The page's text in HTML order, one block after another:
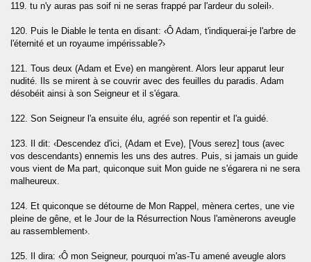
119. tu n'y auras pas soif ni ne seras frappé par l'ardeur du soleil›.
120. Puis le Diable le tenta en disant: ‹Ô Adam, t'indiquerai-je l'arbre de
l'éternité et un royaume impérissable?›
121. Tous deux (Adam et Eve) en mangèrent. Alors leur apparut leur
nudité. Ils se mirent à se couvrir avec des feuilles du paradis. Adam
désobéit ainsi à son Seigneur et il s'égara.
122. Son Seigneur l'a ensuite élu, agréé son repentir et l'a guidé.
123. Il dit: ‹Descendez d'ici, (Adam et Eve), [Vous serez] tous (avec
vos descendants) ennemis les uns des autres. Puis, si jamais un guide
vous vient de Ma part, quiconque suit Mon guide ne s'égarera ni ne sera
malheureux.
124. Et quiconque se détourne de Mon Rappel, mènera certes, une vie
pleine de gêne, et le Jour de la Résurrection Nous l'amènerons aveugle
au rassemblement›.
125. Il dira: ‹Ô mon Seigneur, pourquoi m'as-Tu amené aveugle alors